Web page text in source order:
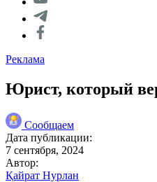
Реклама
Юрист, который
Сообщаем
Дата публикации:
7 сентября, 2024
Автор:
Қайрат Нурлан